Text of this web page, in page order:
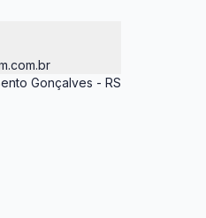
Gonçalves - RS